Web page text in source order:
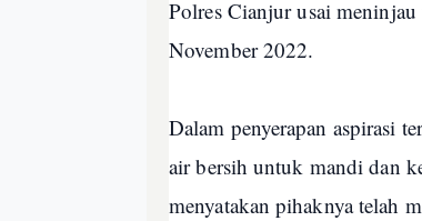
Polres Cianjur usai
November 2022.
Dalam penyerapan aspirasi
air bersih untuk mandi dan
menyatakan pihaknya telah